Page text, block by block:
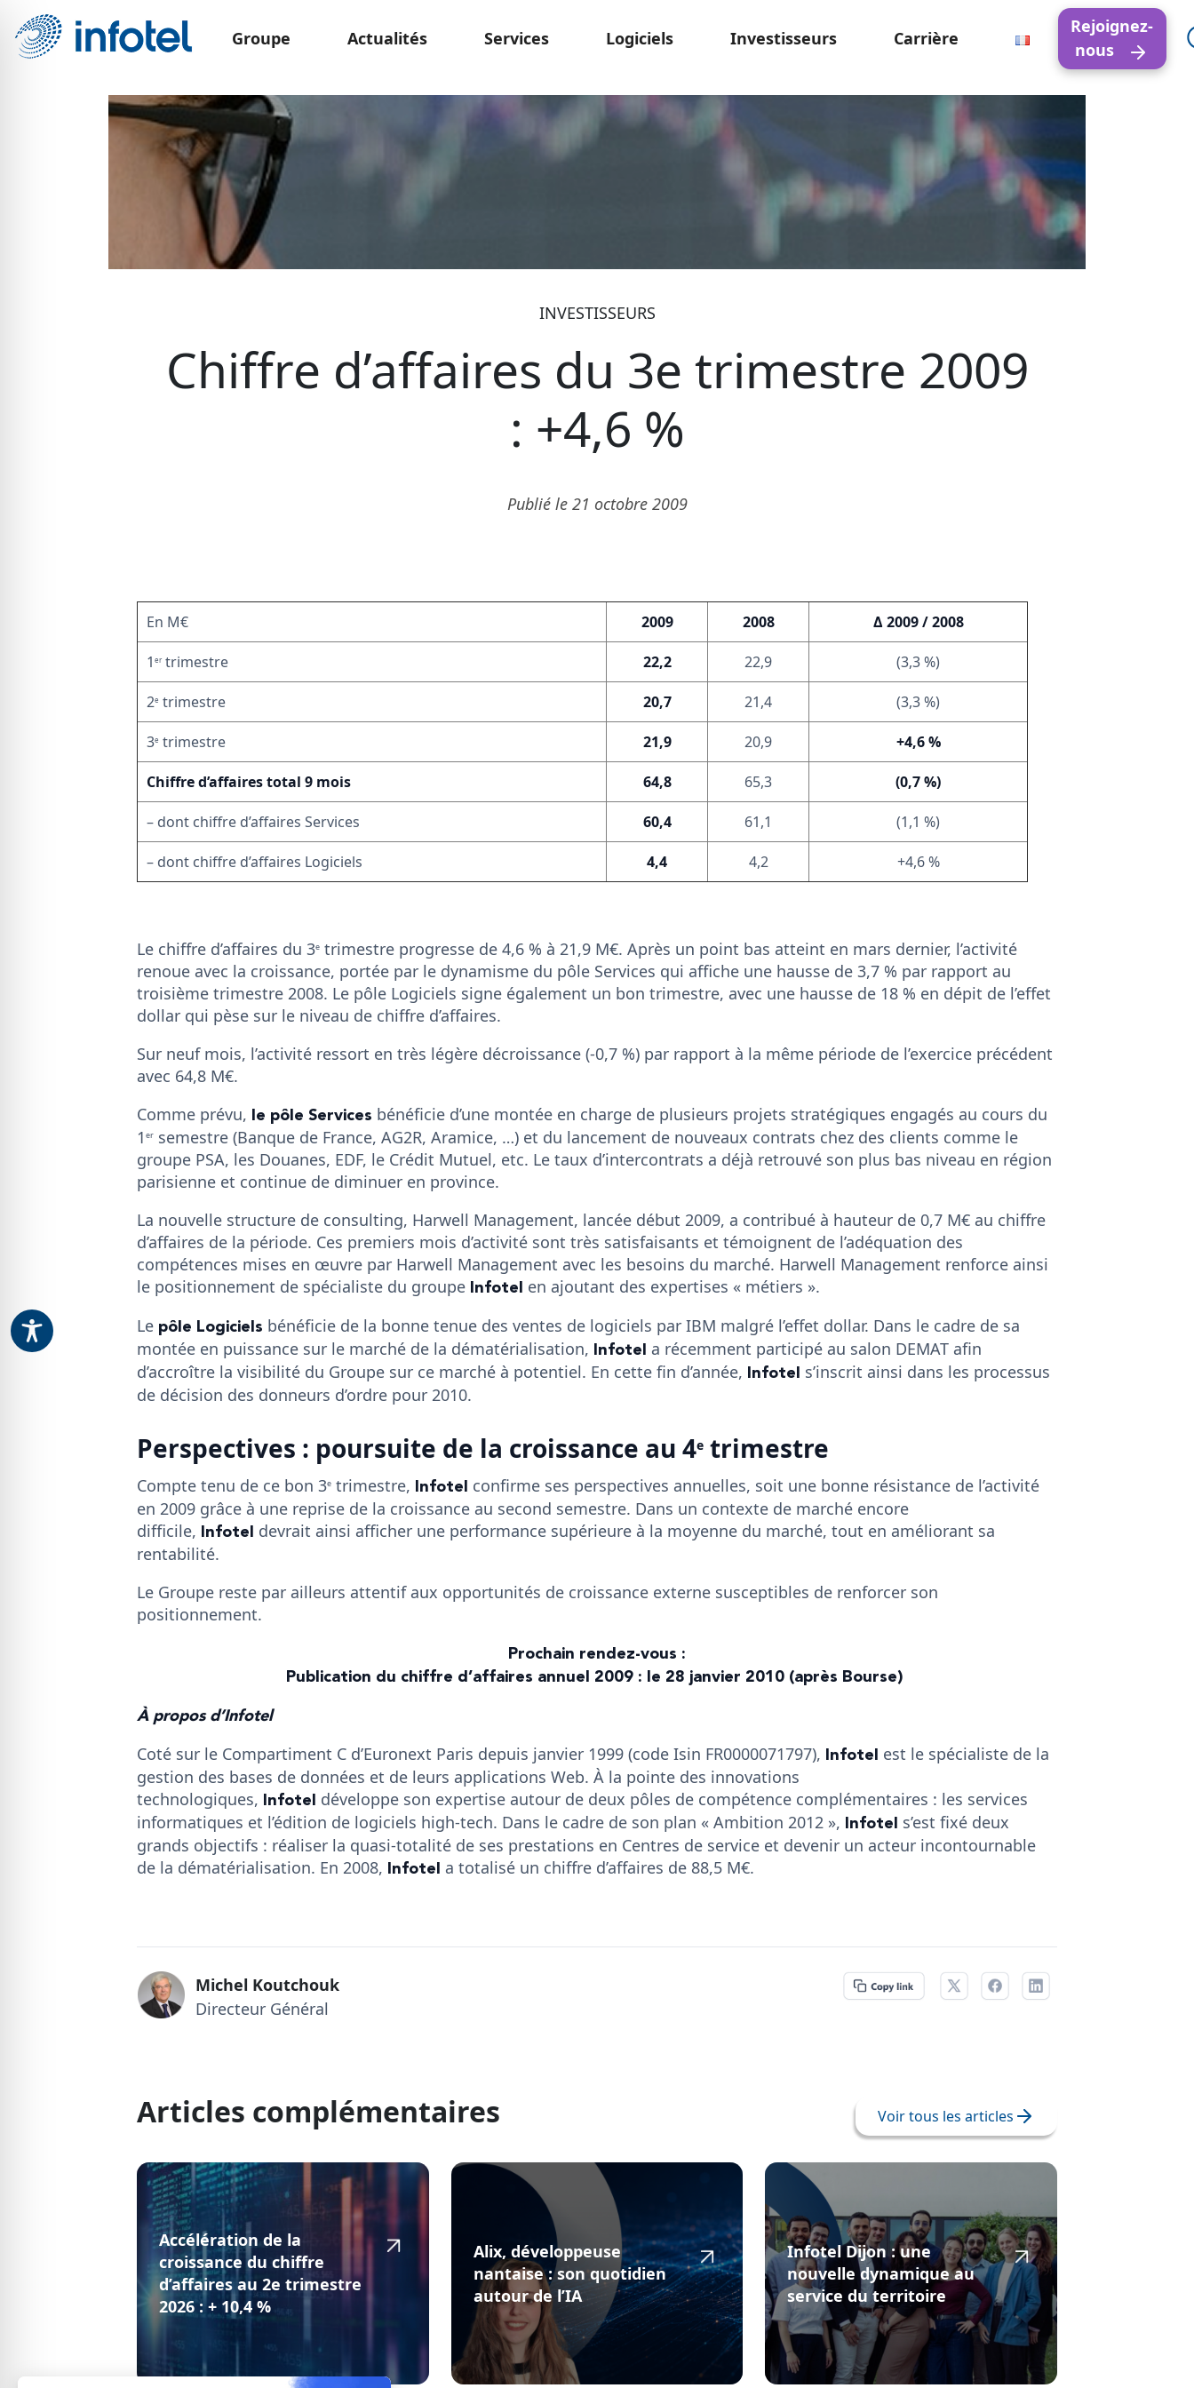
Groupe Actualités Services Logiciels Investisseurs Carrière
Rejoignez-
nous
INVESTISSEURS
Chiffre d’affaires du 3e trimestre 2009
: +4,6 %
Publié le 21 octobre 2009
En M€ 2009 2008 Δ 2009 / 2008
1 er trimestre 22,2 22,9 (3,3 %)
2e trimestre 20,7 21,4 (3,3 %)
3e trimestre 21,9 20,9 +4,6 %
Chiffre d’affaires total 9 mois 64,8 65,3 (0,7 %)
– dont chiffre d’affaires Services 60,4 61,1 (1,1 %)
– dont chiffre d’affaires Logiciels 4,4 4,2 +4,6 %
Le chiffre d’affaires du 3e trimestre progresse de 4,6 % à 21,9 M€. Après un point bas atteint en mars dernier, l’activité
renoue avec la croissance, portée par le dynamisme du pôle Services qui affiche une hausse de 3,7 % par rapport au
troisième trimestre 2008. Le pôle Logiciels signe également un bon trimestre, avec une hausse de 18 % en dépit de l’effet
dollar qui pèse sur le niveau de chiffre d’affaires.
Sur neuf mois, l’activité ressort en très légère décroissance (-0,7 %) par rapport à la même période de l’exercice précédent
avec 64,8 M€.
Comme prévu, le pôle Services bénéficie d’une montée en charge de plusieurs projets stratégiques engagés au cours du
1 er semestre (Banque de France, AG2R, Aramice, …) et du lancement de nouveaux contrats chez des clients comme le
groupe PSA, les Douanes, EDF, le Crédit Mutuel, etc. Le taux d’intercontrats a déjà retrouvé son plus bas niveau en région
parisienne et continue de diminuer en province.
La nouvelle structure de consulting, Harwell Management, lancée début 2009, a contribué à hauteur de 0,7 M€ au chiffre
d’affaires de la période. Ces premiers mois d’activité sont très satisfaisants et témoignent de l’adéquation des
compétences mises en œuvre par Harwell Management avec les besoins du marché. Harwell Management renforce ainsi
le positionnement de spécialiste du groupe Infotel en ajoutant des expertises « métiers ».
Le pôle Logiciels bénéficie de la bonne tenue des ventes de logiciels par IBM malgré l’effet dollar. Dans le cadre de sa
montée en puissance sur le marché de la dématérialisation, Infotel a récemment participé au salon DEMAT afin
d’accroître la visibilité du Groupe sur ce marché à potentiel. En cette fin d’année, Infotel s’inscrit ainsi dans les processus
de décision des donneurs d’ordre pour 2010.
Perspectives : poursuite de la croissance au 4e trimestre
Compte tenu de ce bon 3e trimestre, Infotel confirme ses perspectives annuelles, soit une bonne résistance de l’activité
en 2009 grâce à une reprise de la croissance au second semestre. Dans un contexte de marché encore
difficile, Infotel devrait ainsi afficher une performance supérieure à la moyenne du marché, tout en améliorant sa
rentabilité.
Le Groupe reste par ailleurs attentif aux opportunités de croissance externe susceptibles de renforcer son
positionnement.
Prochain rendez-vous :
Publication du chiffre d’affaires annuel 2009 : le 28 janvier 2010 (après Bourse)
À propos d’Infotel
Coté sur le Compartiment C d’Euronext Paris depuis janvier 1999 (code Isin FR0000071797), Infotel est le spécialiste de la
gestion des bases de données et de leurs applications Web. À la pointe des innovations
technologiques, Infotel développe son expertise autour de deux pôles de compétence complémentaires : les services
informatiques et l’édition de logiciels high-tech. Dans le cadre de son plan « Ambition 2012 », Infotel s’est fixé deux
grands objectifs : réaliser la quasi-totalité de ses prestations en Centres de service et devenir un acteur incontournable
de la dématérialisation. En 2008, Infotel a totalisé un chiffre d’affaires de 88,5 M€.
Michel Koutchouk
Directeur Général
Articles complémentaires Voir tous les articles
Accélération de la
croissance du chiffre
d’affaires au 2e trimestre
2026 : + 10,4 %
Alix, développeuse
nantaise : son quotidien
autour de l’IA
Infotel Dijon : une
nouvelle dynamique au
service du territoire